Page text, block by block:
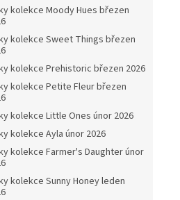
kolekce Moody Hues březen
kolekce Sweet Things březen
kolekce Prehistoric březen 2026
kolekce Petite Fleur březen
kolekce Little Ones únor 2026
kolekce Ayla únor 2026
kolekce Farmer's Daughter únor
kolekce Sunny Honey leden